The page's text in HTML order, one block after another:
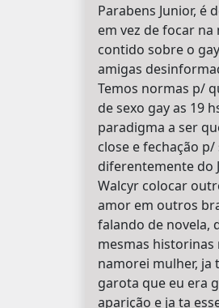
Parabens Junior, é
em vez de focar
contido sobre o
amigas
Temos normas p/
de sexo gay as 19
paradigma a ser
close e fechação
diferentemente do
Walcyr colocar
amor em outros
falando de novela,
mesmas historinas
namorei mulher, ja
garota que eu era
aparição e ja ta